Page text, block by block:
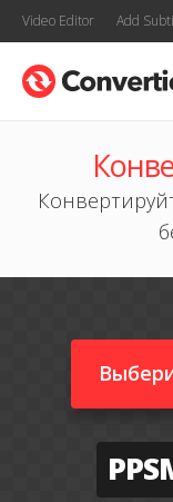
Video Editor Add